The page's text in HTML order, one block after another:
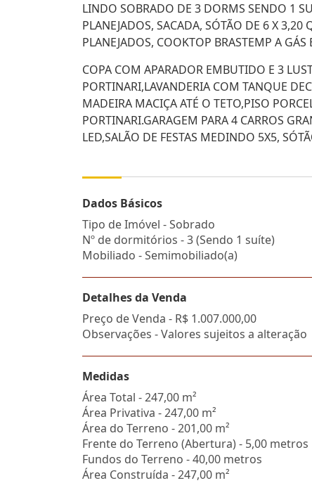
LINDO SOBRADO DE 3 DORMS SENDO 1
PLANEJADOS, SACADA, SÓTÃO DE 6 X
PLANEJADOS, COOKTOP BRASTEMP A GÁS
COPA COM APARADOR EMBUTIDO E 3
PORTINARI,LAVANDERIA COM TANQUE
MADEIRA MACIÇA ATÉ O TETO,PISO
PORTINARI.GARAGEM PARA 4 CARROS
LED,SALÃO DE FESTAS MEDINDO 5X5,
Dados Básicos
Tipo de Imóvel - Sobrado
Nº de dormitórios - 3 (Sendo 1 suíte)
Mobiliado - Semimobiliado(a)
Detalhes da Venda
Preço de Venda - R$ 1.007.000,00
Observações - Valores sujeitos a alteração
Medidas
Área Total - 247,00 m²
Área Privativa - 247,00 m²
Área do Terreno - 201,00 m²
Frente do Terreno (Abertura) - 5,00 metros
Fundos do Terreno - 40,00 metros
Área Construída - 247,00 m²